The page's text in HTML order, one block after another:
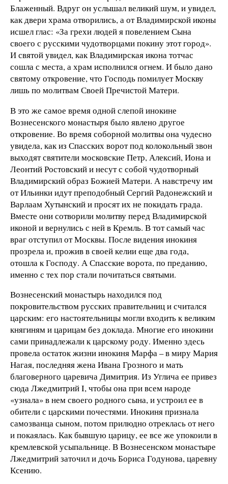
Блаженный. Вдруг он услышал великий шум, и увидел,
как двери храма отворились, а от Владимирской иконы
исшел глас: «За грехи людей я повелением Сына
своего с русскими чудотворцами покину этот город».
И святой увидел, как Владимирская икона тотчас
сошла с места, а храм исполнился огнем. И было дано
святому откровение, что Господь помилует Москву
лишь по молитвам Своей Пречистой Матери.
В это же самое время одной слепой инокине
Вознесенского монастыря было явлено другое
откровение. Во время соборной молитвы она чудесно
увидела, как из Спасских ворот под колокольный звон
выходят святители московские Петр, Алексий, Иона и
Леонтий Ростовский и несут с собой чудотворный
Владимирский образ Божией Матери. А навстречу им
от Ильинки идут преподобный Сергий Радонежский и
Варлаам Хутынский и просят их не покидать града.
Вместе они сотворили молитву перед Владимирской
иконой и вернулись с ней в Кремль. В тот самый час
враг отступил от Москвы. После видения инокиня
прозрела и, прожив в своей келии еще два года,
отошла к Господу. А Спасские ворота, по преданию,
именно с тех пор стали почитаться святыми.
Вознесенский монастырь находился под
покровительством русских правительниц и считался
царским: его настоятельницы могли входить к великим
княгиням и царицам без доклада. Многие его инокини
сами принадлежали к царскому роду. Именно здесь
провела остаток жизни инокиня Марфа – в миру Мария
Нагая, последняя жена Ивана Грозного и мать
благоверного царевича Димитрия. Из Углича ее привез
сюда Лжедмитрий I, чтобы она при всем народе
«узнала» в нем своего родного сына, и устроил ее в
обители с царскими почестями. Инокиня признала
самозванца сыном, потом прилюдно отреклась от него
и покаялась. Как бывшую царицу, ее все же упокоили в
кремлевской усыпальнице. В Вознесенском монастыре
Лжедмитрий заточил и дочь Бориса Годунова, царевну
Ксению.